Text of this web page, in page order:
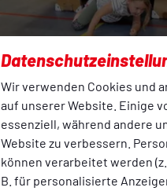
Wir verwenden Cookies und
auf unserer Website. Einige
essenziell, während andere
Website zu verbessern.
können verarbeitet werden (z.
B. für personalisierte